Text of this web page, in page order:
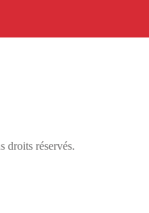
droits réservés.